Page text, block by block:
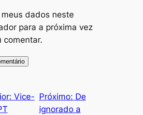
meus dados neste
para a próxima vez
comentar.
Vice- Próximo: De
ignorado a